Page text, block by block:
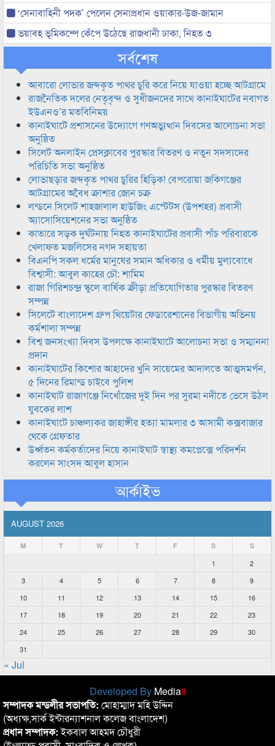
‘সেনাবাহিনী পদক’ পেলেন সেনাপ্রধান ওয়াকার-উজ-জামান
ভয়াবহ ভূমিকম্পে কেঁপে উঠেছে রাজধানী ঢাকা, নিহত ৩
সর্বশেষ
আবারো লোভার জব্দকৃত পাথর চুরি করে নিয়ে যাওয়া হচ্ছে আটগ্রামে
রাজনৈতিক দলের নেতৃবৃন্দ ও সুধীজনদের সাথে কানাইঘাটের নবাগত
ইউএনও’র মতবিনিময়
কানাইঘাটে প্রশাসনের উদ্যোগে গণঅভ্যুত্থান দিবসের আলোচনা সভা
অনুষ্ঠিত
সিলেট অনলাইন প্রেসক্লাবের পুরস্কার বিতরণ ও নতুন সদস্যদের
পরিচিতি সভা অনুষ্ঠিত
লোভাছড়ার জব্দকৃত পাথর চুরির হিড়িক! বেপরোয়া জকিগঞ্জের
আটগ্রামের অবৈধ ক্রাশার জোন চক্র
লন্ডনে সিলেট শাহজালাল হাউজিং এস্টেটস (উপশহর) প্রবাসী
অ্যাসোসিয়েশনের সভা অনুষ্ঠিত
কাতারে সড়ক দুর্ঘটনায় নিহত কানাইঘাটের প্রবাসী পাঁচ পরিবারকে
খেলাফত মজলিসের নগদ সহায়তা
বিএনপি সকল ধর্মের মানুষের সমান অধিকার ও ধর্মীয় মুল্যবোধে
বিশ্বাসী: আবুল কাহের চৌ: শামিম
রাজা গিরিশচন্দ্র স্কুলে বার্ষিক ক্রীড়া প্রতিযোগিতার পুরস্কার বিতরণ
সম্পন্ন
সিলেটে বাংলাদেশ গ্রুপ থিয়েটার ফেডারেশানের বিভাগীয় অভিনয়
কর্মশালা সম্পন্ন
বিশ্ব জনসংখ্যা দিবস উপলক্ষে কানাইঘাটে আলোচনা সভা ও সম্মাননা
প্রদান
কানাইঘাটের কিশোর আহাদের খুনি সায়েমের আদালতে আত্মসমর্পন,
৫ দিনের রিমান্ড চাইবে পুলিশ
কানাইঘাট রাজাগঞ্জে নিখোঁজের দুই দিন পর সুরমা নদীতে ভেসে উঠল
যুবকের লাশ
কানাইঘাটে চাঞ্চল্যকর জাহাঙ্গীর হত্যা মামলার ৩ আসামী কক্সবাজার
থেকে গ্রেফতার
উর্ধ্বতন কর্মকর্তাদের নিয়ে কানাইঘাট স্বাস্থ্য কমপ্লেক্সে পরিদর্শন
করলেন সাংসদ আবুল হাসান
আর্কাইভ
AUGUST 2026
M T W T F S S
1
2
3
4 5 6 7 8
9
10
11 12 13 14 15
16
17
18 19 20 21 22
23
24
25 26 27 28 29
30
31
« Jul
Developed By Mediait
সম্পাদক মন্ডলীর সভাপতি: মোহাম্মাদ মহি উদ্দিন
(অধ্যক্ষ,সার্ক ইন্টারন্যাশনাল কলেজ বাংলাদেশ)
প্রধান সম্পাদক:ইকবাল আহমদ চৌধুরী